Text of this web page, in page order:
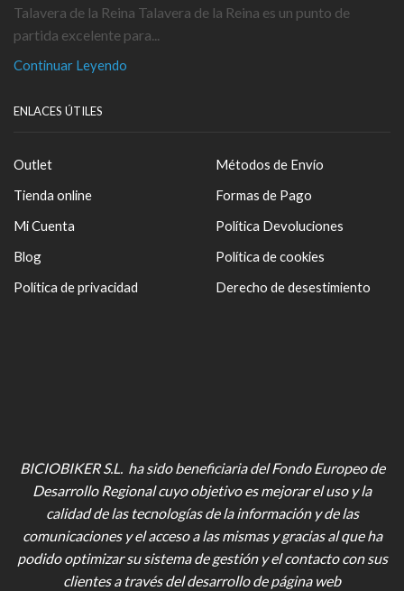
Talavera de la Reina Talavera de la Reina es un punto de
partida excelente para...
Continuar Leyendo
ENLACES ÚTILES
Outlet
Tienda online
Mi Cuenta
Blog
Política de privacidad
Métodos de Envío
Formas de Pago
Política Devoluciones
Política de cookies
Derecho de desestimiento
BICIOBIKER S.L. ha sido beneficiaria del Fondo Europeo de
Desarrollo Regional cuyo objetivo es mejorar el uso y la
calidad de las tecnologías de la información y de las
comunicaciones y el acceso a las mismas y gracias al que ha
podido optimizar su sistema de gestión y el contacto con sus
clientes a través del desarrollo de página web